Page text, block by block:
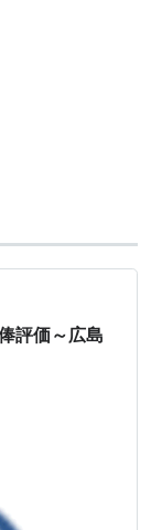
評価～広島